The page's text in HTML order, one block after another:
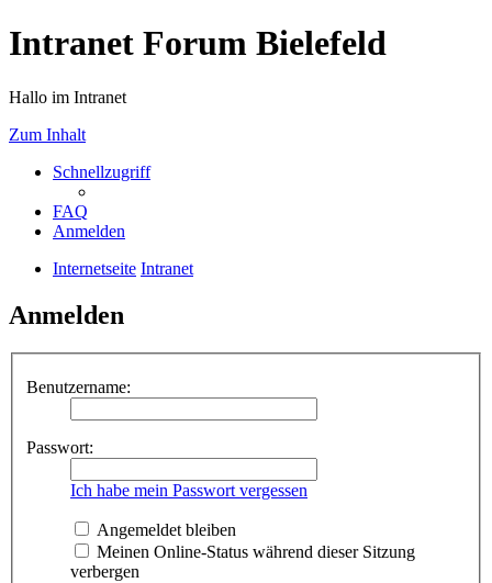
Intranet Forum Bielefeld
Hallo im Intranet
Zum Inhalt
Schnellzugriff
FAQ
Anmelden
Internetseite Intranet
Anmelden
Benutzername:
Passwort:
Ich habe mein Passwort vergessen
Angemeldet bleiben
Meinen Online-Status während dieser Sitzung
verbergen